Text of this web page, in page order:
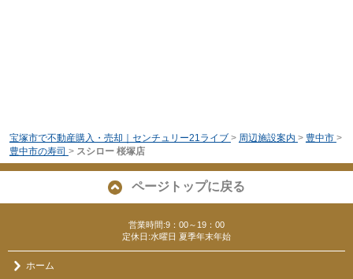
宝塚市で不動産購入・売却｜センチュリー21ライブ > 周辺施設案内 > 豊中市 >
豊中市の寿司 > スシロー 桜塚店
ページトップに戻る
営業時間:9：00～19：00
定休日:水曜日 夏季年末年始
ホーム